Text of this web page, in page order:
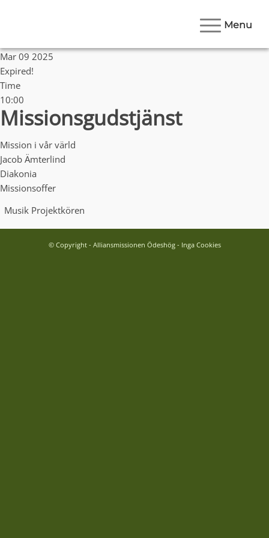
Menu
Mar 09 2025
Expired!
Time
10:00
Missionsgudstjänst
Mission i vår värld
Jacob Ämterlind
Diakonia
Missionsoffer
Musik Projektkören
© Copyright - Alliansmissionen Ödeshög - Inga Cookies